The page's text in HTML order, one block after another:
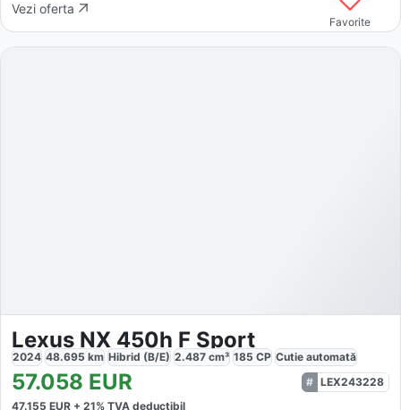
Vezi oferta
Favorite
Lexus NX 450h F Sport
2024 48.695 km Hibrid (B/E) 2.487 cm³ 185 CP Cutie automată
57.058 EUR
LEX243228
47.155 EUR + 21% TVA deductibil